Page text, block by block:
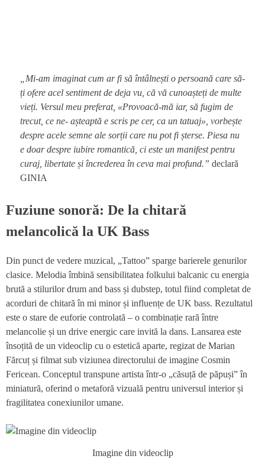
„Mi-am imaginat cum ar fi să întâlnești o persoană care să-
ți ofere acel sentiment de deja vu, că vă cunoașteți de multe
vieți. Versul meu preferat, «Provoacă-mă iar, să fugim de
trecut, ce ne- așteaptă e scris pe cer, ca un tatuaj», vorbește
despre acele semne ale sorții care nu pot fi șterse. Piesa nu
e doar despre iubire romantică, ci este un manifest pentru
curaj, libertate și încrederea în ceva mai profund.” declară
GINIA
Fuziune sonoră: De la chitară
melancolică la UK Bass
Din punct de vedere muzical, „Tattoo” sparge barierele genurilor
clasice. Melodia îmbină sensibilitatea folkului balcanic cu energia
brută a stilurilor drum and bass și dubstep, totul fiind completat de
acorduri de chitară în mi minor și influențe de UK bass. Rezultatul
este o stare de euforie controlată – o combinație rară între
melancolie și un drive energic care invită la dans. Lansarea este
însoțită de un videoclip cu o estetică aparte, regizat de Marian
Fărcuț și filmat sub viziunea directorului de imagine Cosmin
Fericean. Conceptul transpune artista într-o „căsuță de păpuși” în
miniatură, oferind o metaforă vizuală pentru universul interior și
fragilitatea conexiunilor umane.
Imagine din videoclip